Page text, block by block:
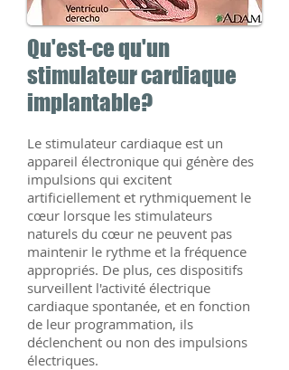
Qu'est-ce qu'un
stimulateur cardiaque
implantable?
Le stimulateur cardiaque est un
appareil électronique qui génère des
impulsions qui excitent
artificiellement et rythmiquement le
cœur lorsque les stimulateurs
naturels du cœur ne peuvent pas
maintenir le rythme et la fréquence
appropriés. De plus, ces dispositifs
surveillent l'activité électrique
cardiaque spontanée, et en fonction
de leur programmation, ils
déclenchent ou non des impulsions
électriques.